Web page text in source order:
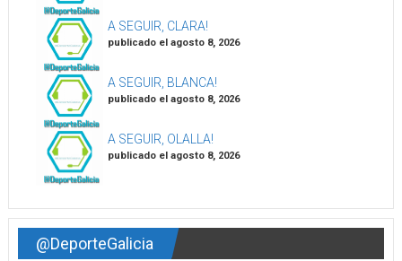
A SEGUIR, CLARA!
publicado el agosto 8, 2026
A SEGUIR, BLANCA!
publicado el agosto 8, 2026
A SEGUIR, OLALLA!
publicado el agosto 8, 2026
@DeporteGalicia